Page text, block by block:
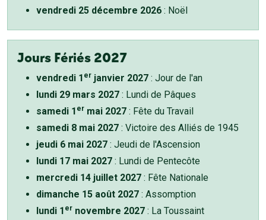
vendredi 25 décembre 2026 : Noël
Jours Fériés 2027
vendredi 1 er janvier 2027 : Jour de l'an
lundi 29 mars 2027 : Lundi de Pâques
samedi 1 er mai 2027 : Fête du Travail
samedi 8 mai 2027 : Victoire des Alliés de 1945
jeudi 6 mai 2027 : Jeudi de l'Ascension
lundi 17 mai 2027 : Lundi de Pentecôte
mercredi 14 juillet 2027 : Fête Nationale
dimanche 15 août 2027 : Assomption
lundi 1 er novembre 2027 : La Toussaint